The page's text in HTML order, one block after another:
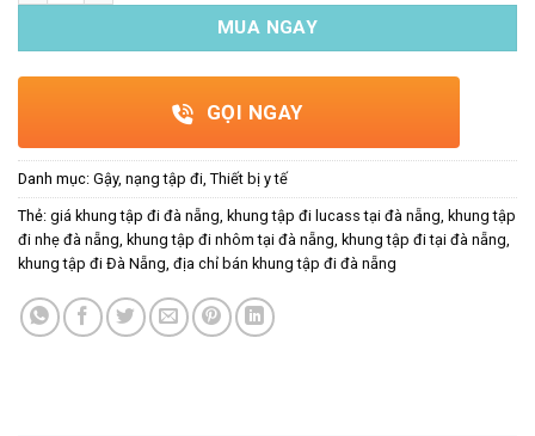
MUA NGAY
GỌI NGAY
Danh mục: Gậy, nạng tập đi, Thiết bị y tế
Thẻ: giá khung tập đi đà nẵng, khung tập đi lucass tại đà nẵng, khung tập
đi nhẹ đà nẵng, khung tập đi nhôm tại đà nẵng, khung tập đi tại đà nẵng,
khung tập đi Đà Nẵng, địa chỉ bán khung tập đi đà nẵng